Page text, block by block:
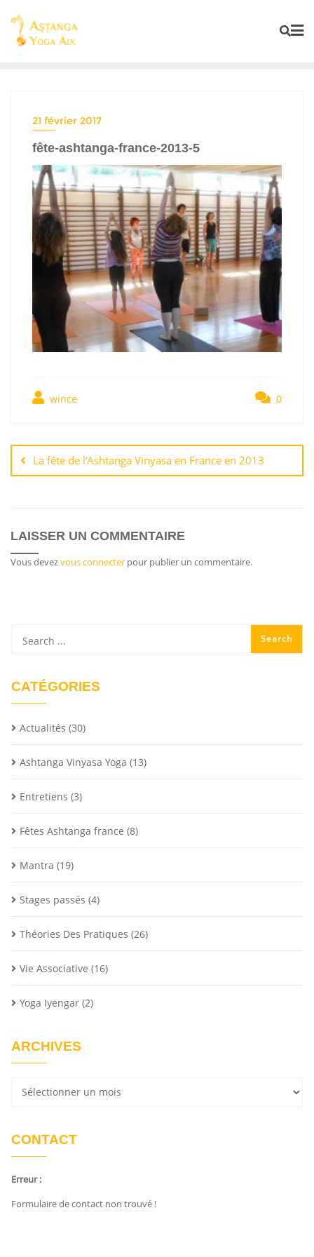
21 février 2017
fête-ashtanga-france-2013-5
wince 0
La fête de l’Ashtanga Vinyasa en France en 2013
LAISSER UN COMMENTAIRE
Vous devezvous connecter pour publier un commentaire.
CATÉGORIES
Actualités (30)
Ashtanga Vinyasa Yoga (13)
Entretiens (3)
Fêtes Ashtanga france (8)
Mantra (19)
Stages passés (4)
Théories Des Pratiques (26)
Vie Associative (16)
Yoga Iyengar (2)
ARCHIVES
CONTACT
Erreur :
Formulaire de contact non trouvé !